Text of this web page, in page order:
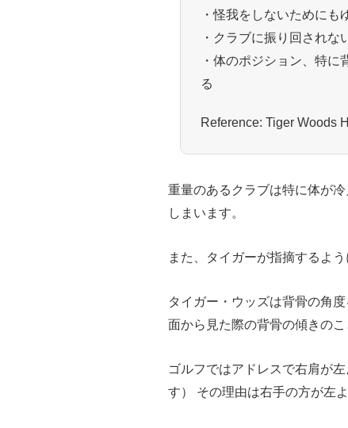
・怪我をしないために
・クラブに振り回されな
・体のポジション、特
る
Reference: Tiger Woods
重量のあるクラブは特に体が
しまいます。
また、タイガーが指摘するよ
タイガー・ウッズは背骨の角
面から見た際の背骨の傾きのこ
ゴルフではアドレスで右肩が
す） その理由は右手の方が左